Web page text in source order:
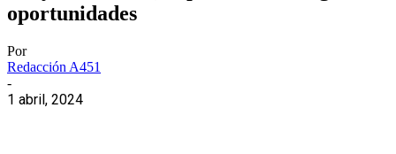
oportunidades
Por
Redacción A451
-
1 abril, 2024